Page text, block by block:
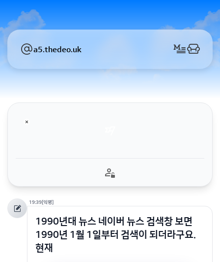
a5.thedeo.uk
19:39[익명]
1990년대 뉴스 네이버 뉴스 검색창 보면
1990년 1월 1일부터 검색이 되더라구요.
현재